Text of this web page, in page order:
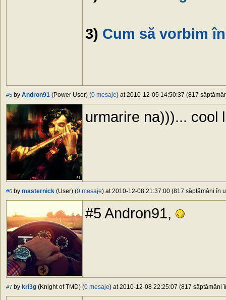
3) Cum să vorbim
#5 by Andron91 (Power User) (0 mesaje) at 2010-12-05 14:50:37 (817
urmarire na)))... cool
#6 by masternick (User) (0 mesaje) at 2010-12-08 21:37:00 (817 săptămâni în
#5 Andron91,
#7 by kri3g (Knight of TMD) (0 mesaje) at 2010-12-08 22:25:07 (817 săptămâni